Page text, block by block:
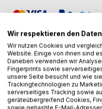
BESCHREIBUNG
In einem Zeitraum von über
Beatrix und Michael
Wir respektieren den
Wir nutzen Cookies und
Website. Einige von ihnen sind
Daneben verwenden wir
Fingerprints sowie
unsere Seite besucht und wie
Trackingtechnologien zu
serverseitiges Tracking sowie
geräteübergreifend Cookies,
sowie gehashte E-Mail-